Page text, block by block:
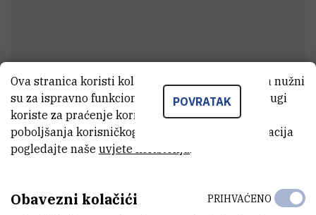
Ivana Zegnal
Vanjski suradnik
E-MAIL
ivzengal@irb.hr
POVRATAK
Ova stranica koristi kolačiće. Neki od tih kolačića nužni
su za ispravno funkcioniranje stranice, dok se drugi
koriste za praćenje korištenja stranice radi
poboljšanja korisničkog iskustva. Za više informacija
pogledajte naše uvjete korištenja.
Obavezni kolačići PRIHVAĆENO